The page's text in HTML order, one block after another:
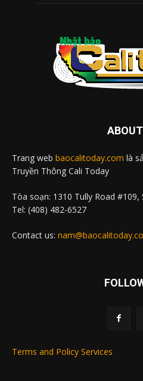
Trang web baocalitoday.com là
Truyền Thông Cali Today
Tòa soạn: 1310 Tully Road #109,
Tel: (408) 482-6527
Contact us:
Terms and Policy Services